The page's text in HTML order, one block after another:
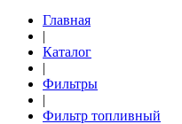
Главная
|
Каталог
|
Фильтры
|
Фильтр топливный